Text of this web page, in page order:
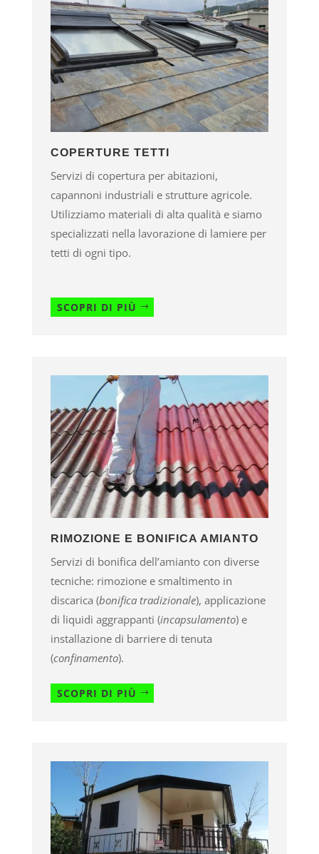
COPERTURE TETTI
Servizi di copertura per abitazioni,
capannoni industriali e strutture agricole.
Utilizziamo materiali di alta qualità e siamo
specializzati nella lavorazione di lamiere per
tetti di ogni tipo.
SCOPRI DI PIÙ
RIMOZIONE E BONIFICA AMIANTO
Servizi di bonifica dell’amianto con diverse
tecniche: rimozione e smaltimento in
discarica (bonifica tradizionale), applicazione
di liquidi aggrappanti (incapsulamento) e
installazione di barriere di tenuta
(confinamento).
SCOPRI DI PIÙ